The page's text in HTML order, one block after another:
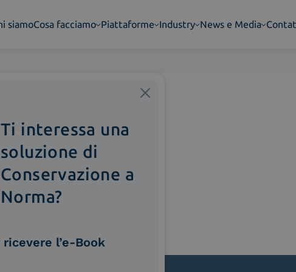
siamoCosa facciamo Piattaforme Industry News e Media
Ti interessa una
soluzione di
Conservazione a
Norma?
l’e-Book